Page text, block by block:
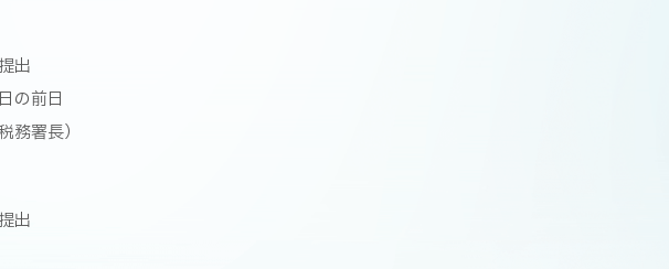
出
の前日
署長）
出